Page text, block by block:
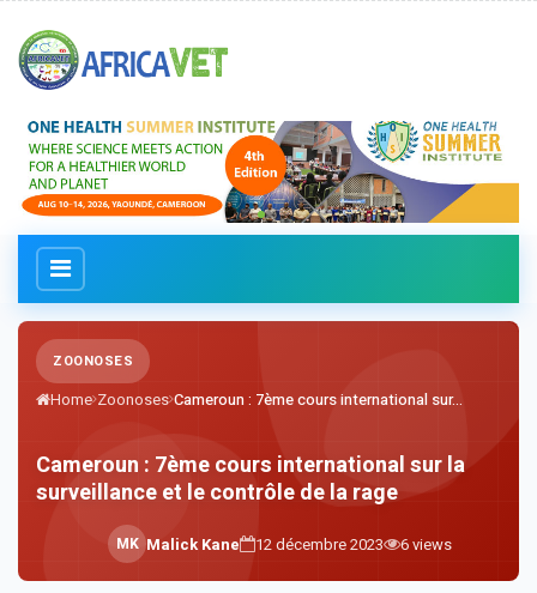
Home Zoonoses Cameroun : 7ème cours international sur...
ZOONOSES
Cameroun : 7ème cours international sur la
surveillance et le contrôle de la rage
MK Malick Kane 12 décembre 2023 6views